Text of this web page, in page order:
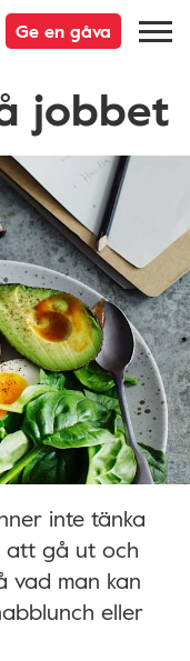
Ge en gåva
jobbet
inte tänka
att gå ut och
vad man kan
eller